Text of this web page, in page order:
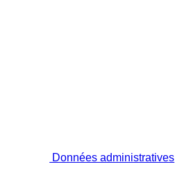
Données administratives